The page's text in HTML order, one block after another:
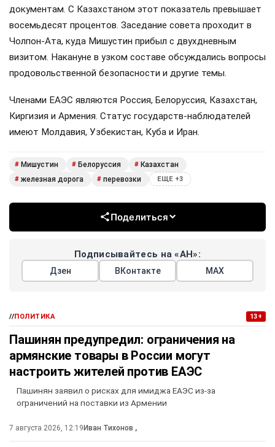
документам. С Казахстаном этот показатель превышает
восемьдесят процентов. Заседание совета проходит в
Чолпон-Ата, куда Мишустин прибыл с двухдневным
визитом. Накануне в узком составе обсуждались вопросы
продовольственной безопасности и другие темы.
Членами ЕАЭС являются Россия, Белоруссия, Казахстан,
Киргизия и Армения. Статус государств-наблюдателей
имеют Молдавия, Узбекистан, Куба и Иран.
# Мишустин # Белоруссия # Казахстан
# железная дорога # перевозки ЕЩЕ +3
Поделиться
Подписывайтесь на «АН»:
Дзен ВКонтакте МАХ
//ПОЛИТИКА 13+
Пашинян предупредил: ограничения на
армянские товары в России могут
настроить жителей против ЕАЭС
Пашинян заявил о рисках для имиджа ЕАЭС из-за
ограничений на поставки из Армении
7 августа 2026, 12:19Иван Тихонов ,